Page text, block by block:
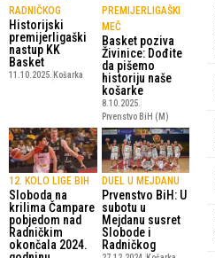
RADNIČKOG
Historijski
premijerligaški
nastup KK
Basket
11.10.2025. Košarka
PREMIJERLIGAŠKI
MEČ
Basket poziva
Živinice: Dođite
da pišemo
historiju naše
košarke
8.10.2025.
Prvenstvo BiH (M)
12. KOLO LIGE BIH
Sloboda na
krilima Čampare
pobjedom nad
Radničkim
okončala 2024.
DUEL U MEJDANU
Prvenstvo BiH: U
subotu u
Mejdanu susret
Slobode i
Radničkog